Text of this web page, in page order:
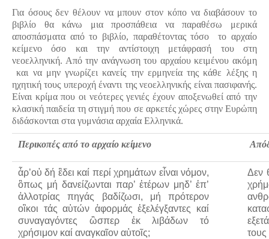
Επιτυχίες - Διακρίσεις
Μηνύματα Επισκεπτών
παλιά αρχειοθετημένα
Λαογραφία
Πολιτιστικά
Φωτορεπορτάζ
Δημοτικά Τραγούδια
Videos
Albums Φωτογραφιών
Παλιές Φωτογραφίες του 1930
Για όσους δεν θέλουν να μπουν στον κόπο να διαβάσουν το
βιβλίο θα κάνω μια προσπάθεια να παραθέσω μερικά
αποσπάσματα από το βιβλίο, παραθέτοντας τόσο το αρχαίο
κείμενο όσο και την αντίστοιχη μετάφρασή του στη
νεοελληνική. Από την ανάγνωση του αρχαίου κειμένου ακόμη
και να μην γνωρίζει κανείς την ερμηνεία της κάθε λέξης η
ηχητική τους υπεροχή έναντι της νεοελληνικής είναι πασιφανής.
Είναι κρίμα που οι νεότερες γενιές έχουν αποξενωθεί από την
κλασική παιδεία τη στιγμή που σε αρκετές χώρες στην Ευρώπη
διδάσκονται στα γυμνάσια αρχαία Ελληνικά.
Περικοπές από το αρχαίο κείμενο
ἆρ’οὐ δή ἒδει καί περί χρημάτων εἶναι νόμον,
ὃπως μή δανείζωνται παρ’ ἑτέρων μηδ’ ἐπ’
ἀλλοτρίας πηγάς βαδίζωσι, μή πρότερον
οἲκοι τάς αὑτών ἀφορμάς ἐξελέγξαντες καί
συναγαγόντες ὣσπερ ἐκ λιβάδων τό
χρήσιμον καί αναγκαῖον αὑτοῖς;
Δεν